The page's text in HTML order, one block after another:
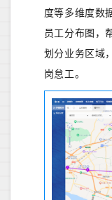
度等多维度数
员工分布图，
划分业务区域
岗怠工。